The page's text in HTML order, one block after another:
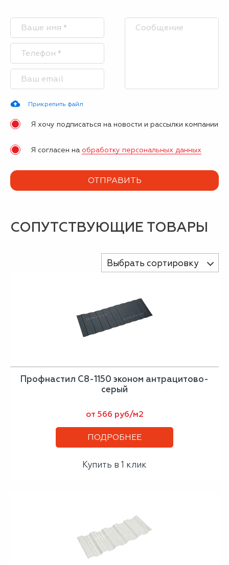
Прикрепить файл
Я хочу подписаться на новости и рассылки компании
Я согласен на обработку персональных данных
СОПУТСТВУЮЩИЕ ТОВАРЫ
Выбрать сортировку
Профнастил С8-1150 эконом антрацитово-
серый
от 566 руб/м2
ПОДРОБНЕЕ
Купить в 1 клик